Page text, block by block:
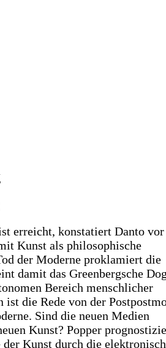
erreicht, konstatiert Danto
Kunst als philosophische
der Moderne proklamiert die
damit das Greenbergsche
Bereich menschlicher
die Rede von der
Sind die neuen Medien
Kunst? Popper
der Kunst durch die